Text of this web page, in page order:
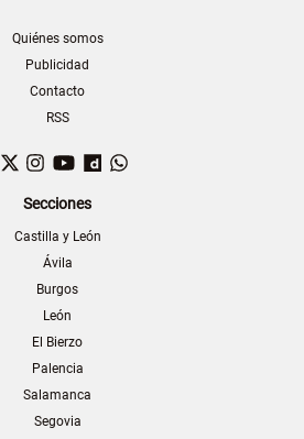
Quiénes somos
Publicidad
Contacto
RSS
Facebook
TwitterInstagram
YouTubeDailymotion
Secciones
Castilla y León
Ávila
Burgos
León
El Bierzo
Palencia
Salamanca
Segovia